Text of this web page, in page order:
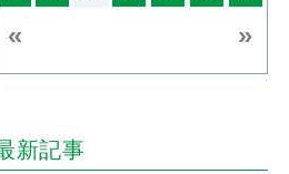
« »
新記事